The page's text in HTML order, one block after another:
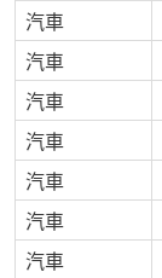
汽車
汽車
汽車
汽車
汽車
汽車
汽車